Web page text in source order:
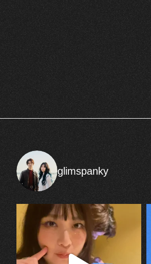
glimspanky